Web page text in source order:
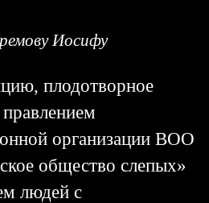
Иосифу
плодотворное
организации ВОО
общество слепых»
людей с